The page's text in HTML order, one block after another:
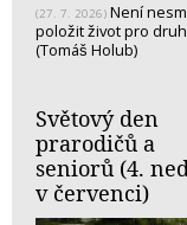
(27. 7. 2026) Není
položit život pro
(Tomáš Holub)
Světový den
prarodičů a
seniorů (4.
v červenci)